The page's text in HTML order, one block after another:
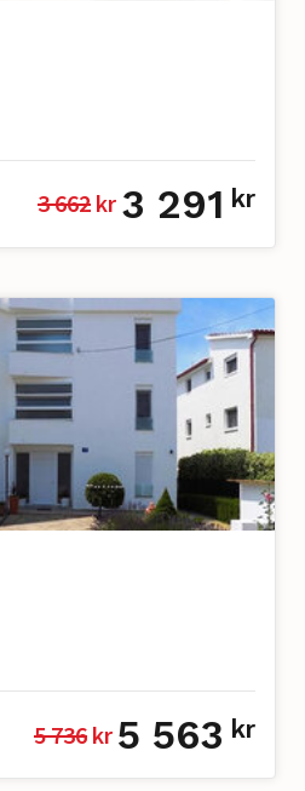
3 662 kr 3 291 kr
5 736 kr 5 563 kr